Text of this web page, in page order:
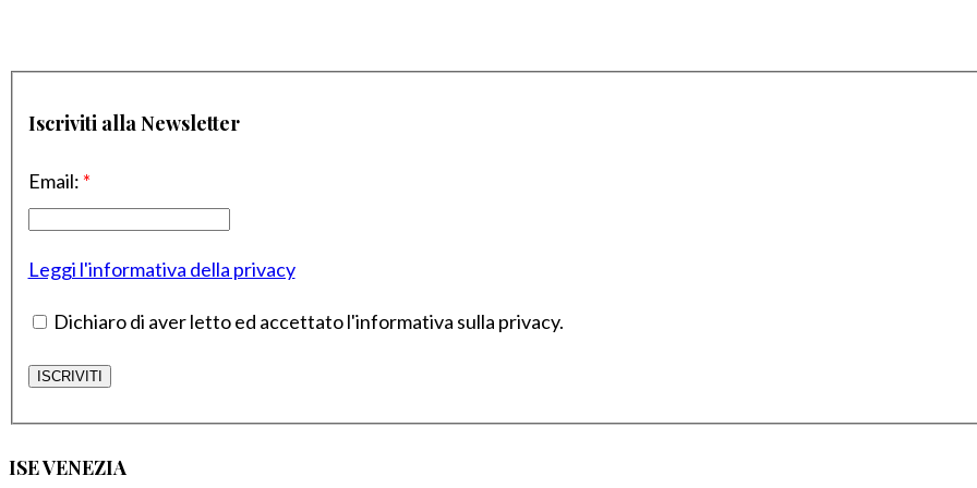
Iscriviti alla Newsletter
Email: *
Leggi l'informativa della privacy
Dichiaro di aver letto ed accettato l'informativa sulla privacy.
ISE VENEZIA